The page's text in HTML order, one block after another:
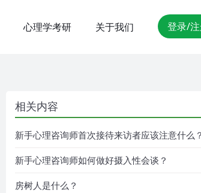
心理学考研 关于我们 登录/
相关内容
新手心理咨询师首次接待来访者应该注意什么？
新手心理咨询师如何做好摄入性会谈？
房树人是什么？